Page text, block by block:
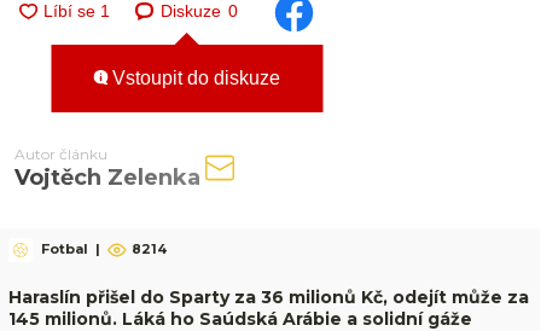
Diskuze 0
Vstoupit do diskuze
Autor článku
Vojtěch Zelenka
Fotbal | 8214
Haraslín přišel do Sparty za 36 milionů Kč, odejít může za
145 milionů. Láká ho Saúdská Arábie a solidní gáže